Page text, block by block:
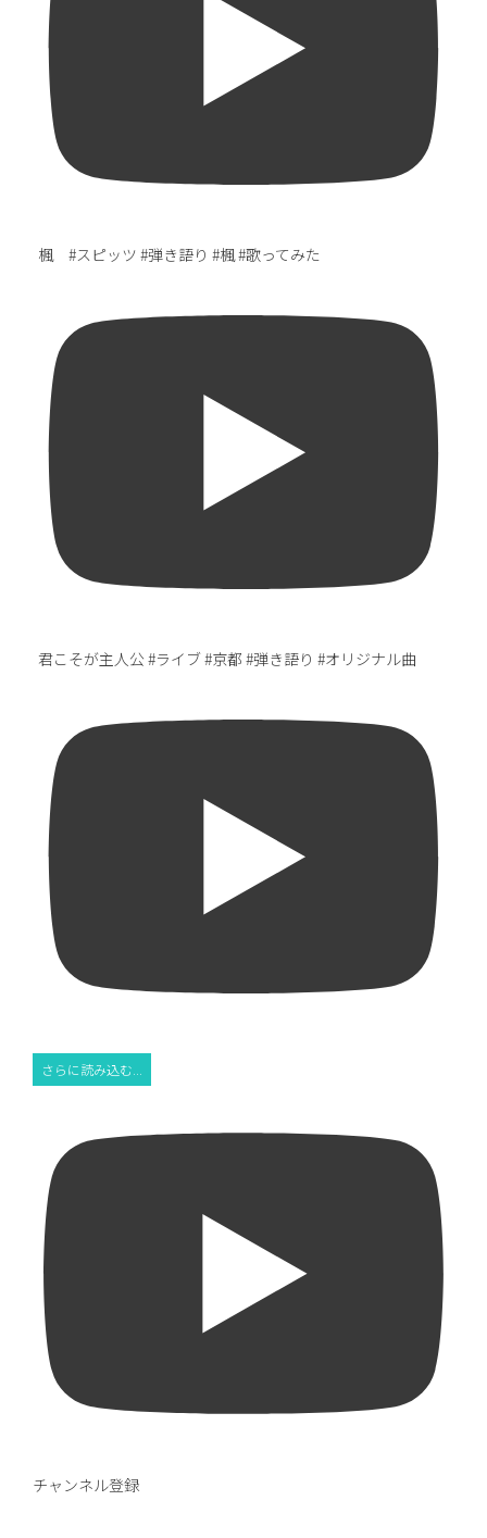
楓 #スピッツ #弾き語り #楓 #歌ってみた
君こそが主人公 #ライブ #京都 #弾き語り #オリジナル曲
さらに読み込む...
チャンネル登録